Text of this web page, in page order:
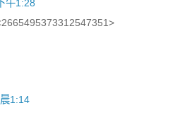
午1:28
1:14